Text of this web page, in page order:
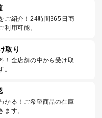
ご紹介！24時間365日商
利用可能。
取り
！全店舗の中から受け取
。
かる！ご希望商品の在庫
ます。